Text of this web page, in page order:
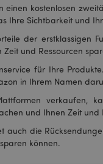
kostenlosen
Ihre Sichtbarkeit und
der erstklassigen
und Ressourcen
für Ihre
in Ihrem Namen
verkaufen,
und Ihnen Zeit und
auch die
können.